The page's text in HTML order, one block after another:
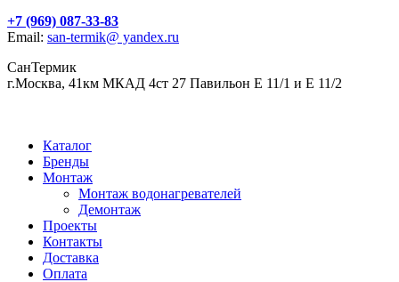
+7 (969) 087-33-83
Email: san-termik@ yandex.ru
СанТермик
г.Москва, 41км МКАД 4ст 27 Павильон Е 11/1 и Е 11/2
Каталог
Бренды
Монтаж
Монтаж водонагревателей
Демонтаж
Проекты
Контакты
Доставка
Оплата